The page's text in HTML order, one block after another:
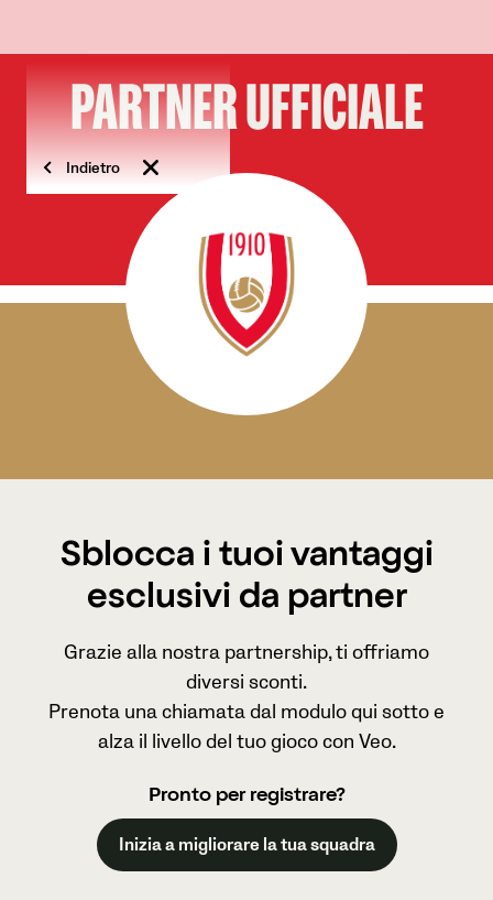
Indietro
PARTNER UFFICIALE
Sblocca i tuoi vantaggi
esclusivi da partner
Grazie alla nostra partnership, ti offriamo
diversi sconti.
Prenota una chiamata dal modulo qui sotto e
alza il livello del tuo gioco con Veo.
Pronto per registrare?
Inizia a migliorare la tua squadra